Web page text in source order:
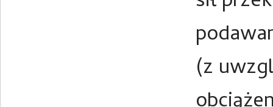
(z